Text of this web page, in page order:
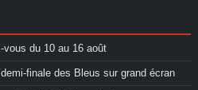
vous du 10 au 16 août
finale des Bleus sur grand écran